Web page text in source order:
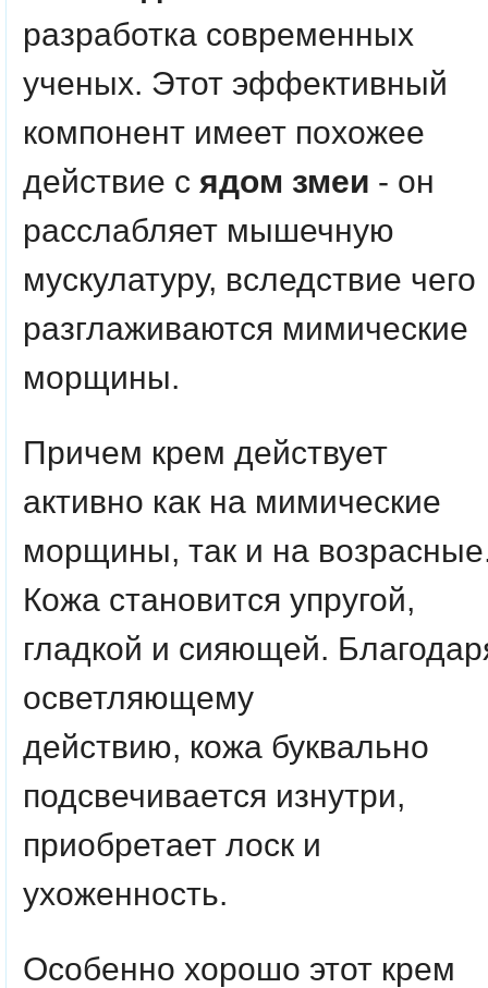
разработка современных
ученых. Этот эффективный
компонент имеет похожее
действие с ядом змеи - он
расслабляет мышечную
мускулатуру, вследствие чего
разглаживаются мимические
морщины.
Причем крем действует
активно как на мимические
морщины, так и на
Кожа становится упругой,
гладкой и сияющей.
осветляющему
действию, кожа буквально
подсвечивается изнутри,
приобретает лоск и
ухоженность.
Особенно хорошо этот крем